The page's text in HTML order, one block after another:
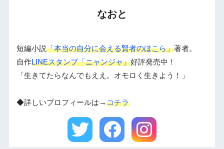
なおと
短編小説「本当の自分に会える賢者のほこら」著者。
自作LINEスタンプ「ニャンジャ」好評発売中！
「生きてたらなんでもええ。オモロく生きよう！」
◆詳しいプロフィールは→コチラ